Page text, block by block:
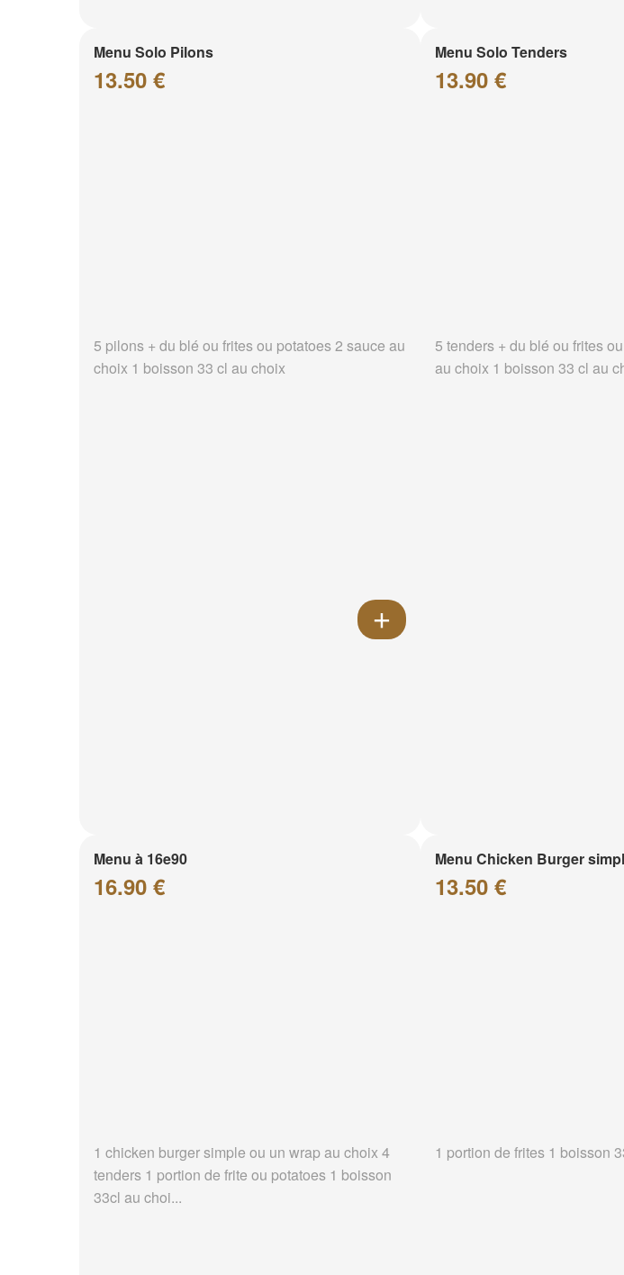
Menu Solo Pilons
13.50 €
5 pilons + du blé ou frites ou potatoes 2 sauce au
choix 1 boisson 33 cl au choix
Menu Solo Tenders
13.90 €
5 tenders + du blé ou frites
au choix 1 boisson 33 cl au
Menu à 16e90
16.90 €
1 chicken burger simple ou un wrap au choix 4
tenders 1 portion de frite ou potatoes 1 boisson
33cl au choi...
Menu Chicken Burger
13.50 €
1 portion de frites 1 boisson